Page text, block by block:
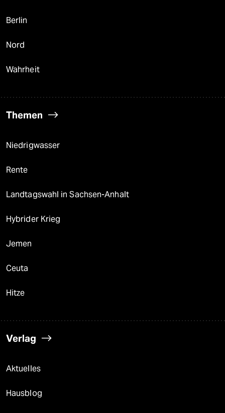
Berlin
Nord
Wahrheit
Themen
Niedrigwasser
Rente
Landtagswahl in Sachsen-Anhalt
Hybrider Krieg
Jemen
Ceuta
Hitze
Verlag
Aktuelles
Hausblog